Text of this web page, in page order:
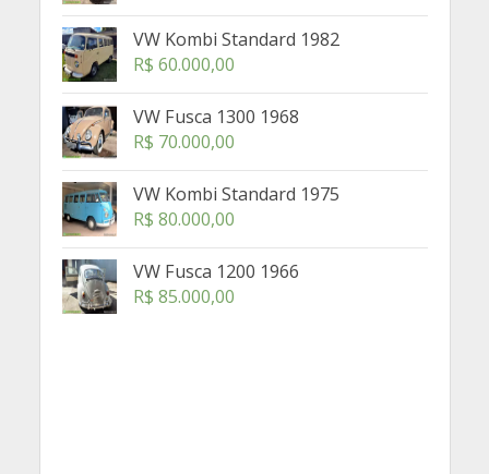
VW Kombi Standard 1982
R$ 60.000,00
VW Fusca 1300 1968
R$ 70.000,00
VW Kombi Standard 1975
R$ 80.000,00
VW Fusca 1200 1966
R$ 85.000,00